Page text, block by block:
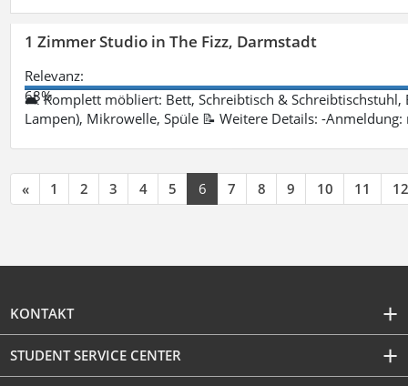
1 Zimmer Studio in The Fizz, Darmstadt
Relevanz:
68%
🛋 Komplett möbliert: Bett, Schreibtisch & Schreibtischstuhl,
Lampen), Mikrowelle, Spüle 📝 Weitere Details: -
« 1 2 3 4 5 6 7 8 9 10 11 12
KONTAKT
STUDENT SERVICE CENTER